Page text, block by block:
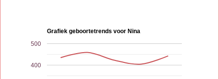
Grafiek geboortetrends voor Nina
400
500